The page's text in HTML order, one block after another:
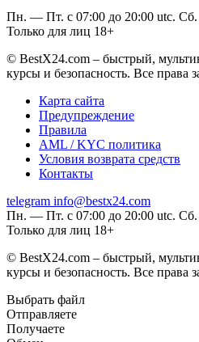
Пн. — Пт. с 07:00 до 20:00 utc.
Только для лиц 18+
© BestX24.com – быстрый,
курсы и безопасность. Все права
Карта сайта
Предупреждение
Правила
AML / KYC политика
Условия возврата средств
Контакты
telegram info@bestx24.com
Пн. — Пт. с 07:00 до 20:00 utc.
Только для лиц 18+
© BestX24.com – быстрый,
курсы и безопасность. Все права
Выбрать файл
Отправляете
Получаете